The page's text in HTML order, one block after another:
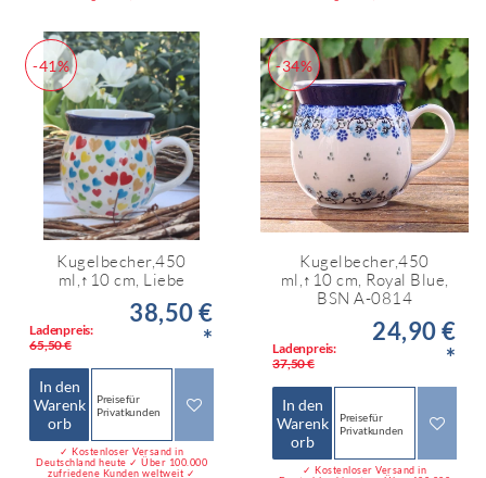
-41%
Kugelbecher,450
ml,↑10 cm, Liebe
Ladenpreis:
65,50 €
38,50 €
*
In den
Warenk
orb
Preise für
Privatkunden
✓ Kostenloser Versand in
Deutschland heute ✓ Über 100.000
zufriedene Kunden weltweit ✓
-34%
Kugelbecher,450
ml,↑10 cm, Royal Blue,
BSN A-0814
Ladenpreis:
37,50 €
24,90 €
*
In den
Warenk
orb
Preise für
Privatkunden
✓ Kostenloser Versand in